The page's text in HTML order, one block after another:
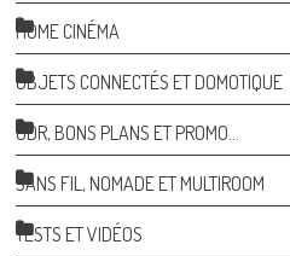
HOME CINÉMA
OBJETS CONNECTÉS ET DOMOTIQUE
ODR, BONS PLANS ET PROMO…
SANS FIL, NOMADE ET MULTIROOM
TESTS ET VIDÉOS